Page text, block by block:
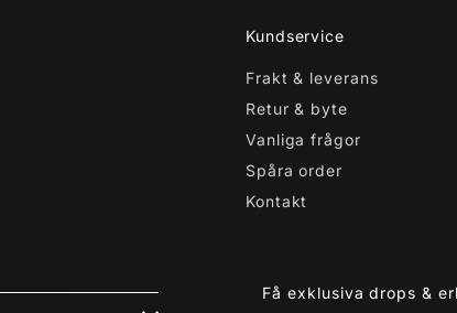
Kundservice
Frakt & leverans
Retur & byte
Vanliga frågor
Spåra order
Kontakt
Få exklusiva drops &